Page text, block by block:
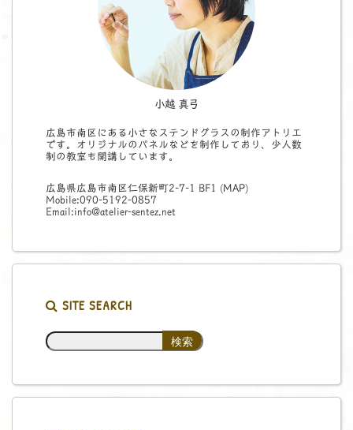
小越 真弓
広島市南区にある小さなステンドグラスの制作アトリエ
です。オリジナルのパネルなどを制作しており、少人数
制の教室も開講しています。
広島県広島市南区仁保新町2-7-1 BF1 (MAP)
Mobile:090-5192-0857
Email:info@atelier-sentez.net
SITE SEARCH